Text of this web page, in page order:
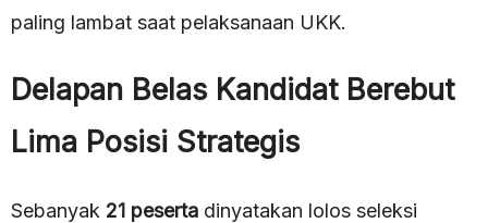
paling lambat saat pelaksanaan UKK.
Delapan Belas Kandidat Berebut
Lima Posisi Strategis
Sebanyak 21 peserta dinyatakan lolos seleksi